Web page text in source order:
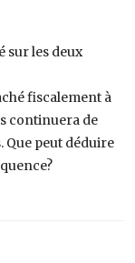
sur les deux
fiscalement à
continuera de
Que peut déduire